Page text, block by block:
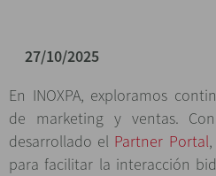
27/10/2025
En INOXPA, exploramos
de marketing y ventas.
desarrollado el Partner Portal
para facilitar la interacción